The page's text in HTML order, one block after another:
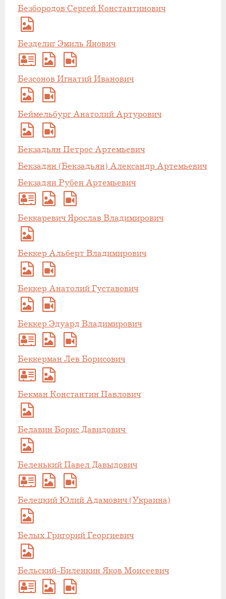
Безбородов Сергей Константинович
Безделиг Эмиль Янович
Безсонов Игнатий Иванович
Беймельбург Анатолий Артурович
Бекзадьян Петрос Артемьевич
Бекзадян (Бекзадьян) Александр Артемьевич
Бекзадян Рубен Артемьевич
Беккаревич Ярослав Владимирович
Беккер Альберт Владимирович
Беккер Анатолий Густавович
Беккер Эдуард Владимирович
Беккерман Лев Борисович
Бекман Константин Павлович
Белавин Борис Давидович
Беленький Павел Давыдович
Белецкий Юлий Адамович (Украина)
Белых Григорий Георгиевич
Бельский-Биленкин Яков Моисеевич